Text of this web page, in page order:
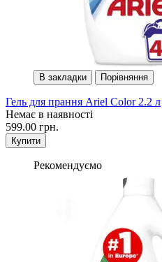
В закладки Порівняння
Гель для прання Ariel Color 2.2 л
Немає в наявності
599.00 грн.
Купити
Рекомендуємо